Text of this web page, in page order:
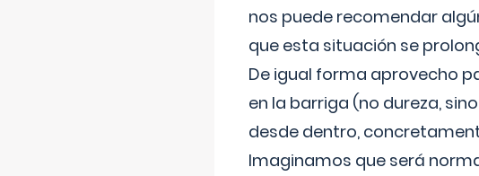
nos puede recomendar
que esta situación se
De igual forma aprovecho
en la barriga (no dureza,
desde dentro,
Imaginamos que será